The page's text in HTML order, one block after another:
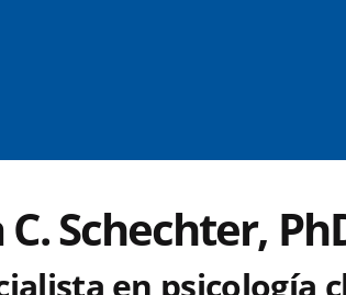
C. Schechter,
en psicología